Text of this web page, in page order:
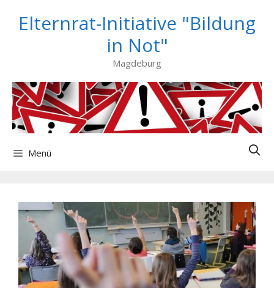
InhaltElternrat-Initiative "Bildung
in Not"
Magdeburg
Menü